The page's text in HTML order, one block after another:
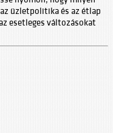
üzletpolitika és az étlap
esetleges változásokat